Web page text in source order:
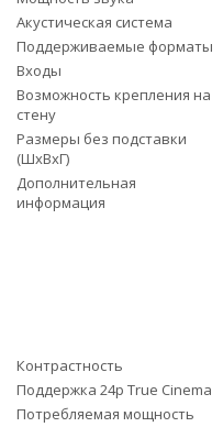
Акустическая система
Поддерживаемые форматы
Входы
Возможность крепления на
стену
Размеры без подставки
(ШxВxГ)
Дополнительная
информация
Контрастность
Поддержка 24p True Cinema
Потребляемая мощность